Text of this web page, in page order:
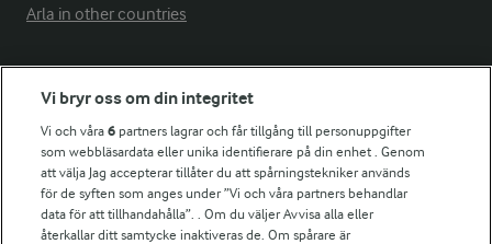
Arla in other countries
Fler Arlasajter
För ägare
Arlas kundportal
Arla.com
Falbygdens Ost
Vi bryr oss om din integritet
Vi och våra6 partners lagrar och får tillgång till personuppgifter
som webbläsardata eller unika identifierare på din enhet . Genom
att välja Jag accepterar tillåter du att spårningstekniker används
för de syften som anges under ”Vi och våra partners behandlar
data för att tillhandahålla”. . Om du väljer Avvisa alla eller
återkallar ditt samtycke inaktiveras de. Om spårare är